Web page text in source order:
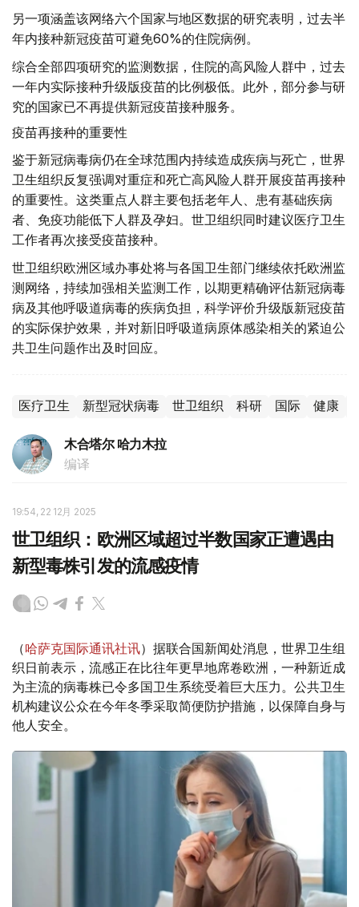
另一项涵盖该网络六个国家与地区数据的研究表明，过去半
年内接种新冠疫苗可避免60%的住院病例。
综合全部四项研究的监测数据，住院的高风险人群中，过去
一年内实际接种升级版疫苗的比例极低。此外，部分参与研
究的国家已不再提供新冠疫苗接种服务。
疫苗再接种的重要性
鉴于新冠病毒病仍在全球范围内持续造成疾病与死亡，世界
卫生组织反复强调对重症和死亡高风险人群开展疫苗再接种
的重要性。这类重点人群主要包括老年人、患有基础疾病
者、免疫功能低下人群及孕妇。世卫组织同时建议医疗卫生
工作者再次接受疫苗接种。
世卫组织欧洲区域办事处将与各国卫生部门继续依托欧洲监
测网络，持续加强相关监测工作，以期更精确评估新冠病毒
病及其他呼吸道病毒的疾病负担，科学评价升级版新冠疫苗
的实际保护效果，并对新旧呼吸道病原体感染相关的紧迫公
共卫生问题作出及时回应。
医疗卫生 新型冠状病毒 世卫组织 科研 国际 健康
木合塔尔 哈力木拉
编译
19:54, 22 12月 2025
世卫组织：欧洲区域超过半数国家正遭遇由
新型毒株引发的流感疫情
（哈萨克国际通讯社讯）据联合国新闻处消息，世界卫生组
织日前表示，流感正在比往年更早地席卷欧洲，一种新近成
为主流的病毒株已令多国卫生系统受着巨大压力。公共卫生
机构建议公众在今年冬季采取简便防护措施，以保障自身与
他人安全。